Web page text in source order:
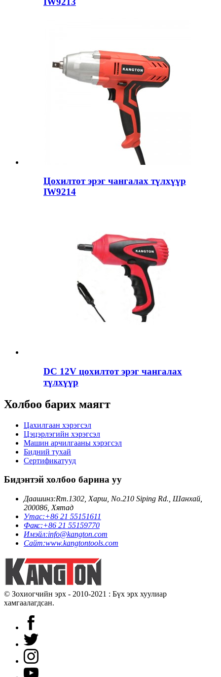
Цохилтот эрэг чангалах түлхүүр
IW9214
DC 12V цохилтот эрэг чангалах
түлхүүр
Холбоо барих маягт
Цахилгаан хэрэгсэл
Цэцэрлэгийн хэрэгсэл
Машин арчилгааны хэрэгсэл
Бидний тухай
Сертификатууд
Бидэнтэй холбоо барина уу
Даашинз:Rm.1302, Харш, No.210 Siping Rd., Шанхай,
200086, Хятад
Утас:+86 21 55151611
Факс:+86 21 55159770
Имэйл:info@kangton.com
Сайт:www.kangtontools.com
© Зохиогчийн эрх - 2010-2021 : Бүх эрх хуулиар
хамгаалагдсан.